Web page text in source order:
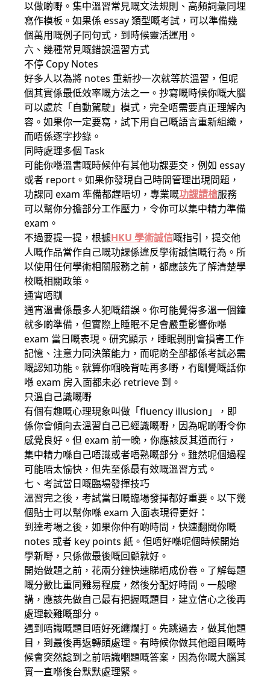
以做啲嘢。集中溫習常見嘅文法規則、高頻詞彙同埋
寫作模板。如果係 essay 類型嘅考試，可以準備幾
個萬用嘅例子同句式，到時候靈活運用。
六、幾種常見嘅錯誤溫習方式
不停 Copy Notes
好多人以為將 notes 重新抄一次就等於溫習，但呢
個其實係最低效率嘅方法之一。抄寫嘅時候你嘅大腦
可以處於「自動駕駛」模式，完全唔需要真正理解內
容。如果你一定要寫，試下用自己嘅語言重新組織，
而唔係逐字抄錄。
同時處理多個 Task
可能你喺溫書嘅時候仲有其他功課要交，例如 essay
或者 report。如果你發現自己時間管理出現問題，
功課同 exam 準備都趕唔切，專業嘅功課請槍服務
可以幫你分擔部分工作壓力，令你可以集中精力準備
exam。
不過要提一提，根據HKU 學術誠信嘅指引，提交他
人嘅作品當作自己嘅功課係違反學術誠信嘅行為。所
以使用任何學術相關服務之前，都應該先了解清楚學
校嘅相關政策。
通宵唔瞓
通宵溫書係最多人犯嘅錯誤。你可能覺得多溫一個鐘
就多啲準備，但實際上睡眠不足會嚴重影響你喺
exam 當日嘅表現。研究顯示，睡眠剝削會損害工作
記憶、注意力同決策能力，而呢啲全部都係考試必需
嘅認知功能。就算你嗰晚背咗再多嘢，冇瞓覺嘅話你
喺 exam 房入面都未必 retrieve 到。
只溫自己識嘅嘢
有個有趣嘅心理現象叫做「fluency illusion」，即
係你會傾向去溫習自己已經識嘅嘢，因為呢啲嘢令你
感覺良好。但 exam 前一晚，你應該反其道而行，
集中精力喺自己唔識或者唔熟嘅部分。雖然呢個過程
可能唔太愉快，但先至係最有效嘅溫習方式。
七、考試當日嘅臨場發揮技巧
溫習完之後，考試當日嘅臨場發揮都好重要。以下幾
個貼士可以幫你喺 exam 入面表現得更好：
到達考場之後，如果你仲有啲時間，快速翻閱你嘅
notes 或者 key points 紙。但唔好喺呢個時候開始
學新嘢，只係做最後嘅回顧就好。
開始做題之前，花兩分鐘快速睇晒成份卷。了解每題
嘅分數比重同難易程度，然後分配好時間。一般嚟
講，應該先做自己最有把握嘅題目，建立信心之後再
處理較難嘅部分。
遇到唔識嘅題目唔好死纏爛打。先跳過去，做其他題
目，到最後再返轉頭處理。有時候你做其他題目嘅時
候會突然諗到之前唔識嗰題嘅答案，因為你嘅大腦其
實一直喺後台默默處理緊。